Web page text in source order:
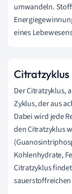
umwandeln.
eines
Citratzyklus
Der Citratzyklus,
Zyklus, der aus
Dabei wird jede
den Citratzyklus
Kohlenhydrate,
Citratzyklus